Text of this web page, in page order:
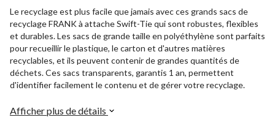
Le recyclage est plus facile que jamais avec ces grands sacs de
recyclage FRANK à attache Swift-Tie qui sont robustes, flexibles
et durables. Les sacs de grande taille en polyéthylène sont parfaits
pour recueillir le plastique, le carton et d'autres matières
recyclables, et ils peuvent contenir de grandes quantités de
déchets. Ces sacs transparents, garantis 1 an, permettent
d'identifier facilement le contenu et de gérer votre recyclage.
Afficher plus de détails